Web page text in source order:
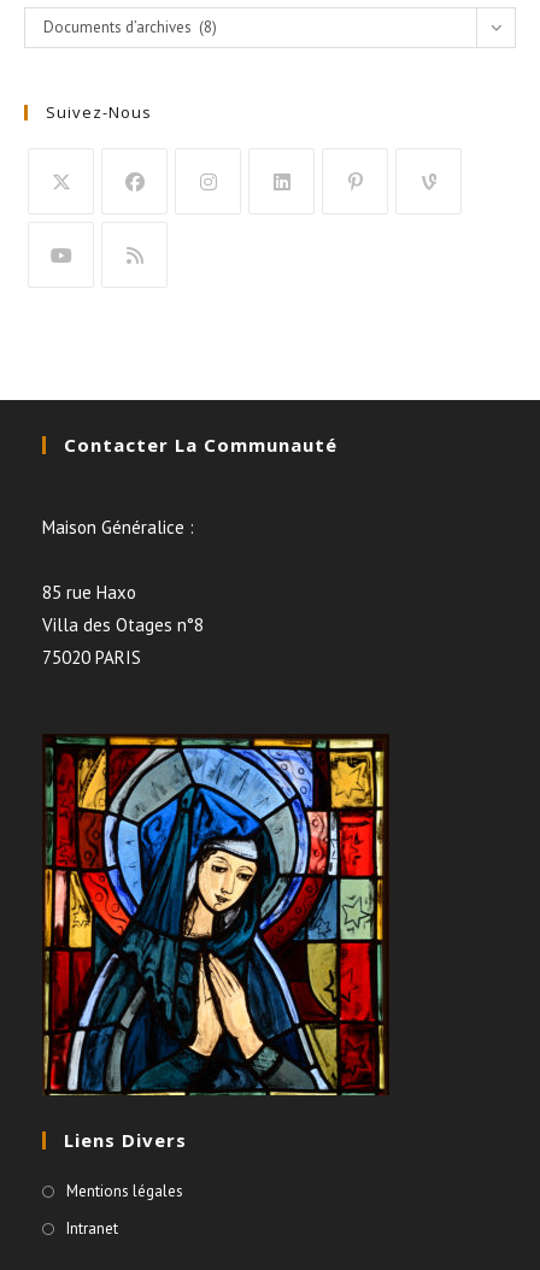
Catégories
Documents d’archives (8)
Suivez-Nous
Contacter La Communauté
Maison Généralice :
85 rue Haxo
Villa des Otages n°8
75020 PARIS
Liens Divers
Mentions légales
Intranet